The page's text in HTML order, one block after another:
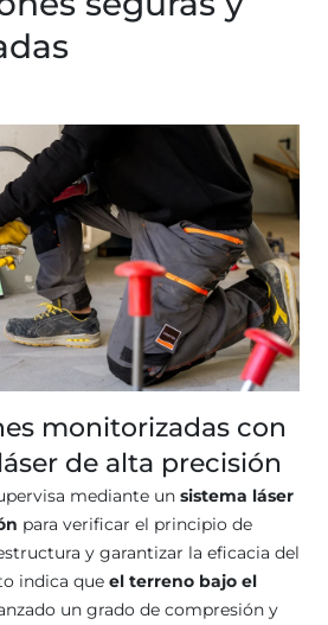
monitorizadas con
de alta precisión
mediante un sistema láser
para verificar el principio de
y garantizar la eficacia del
indica que el terreno bajo el
un grado de compresión y